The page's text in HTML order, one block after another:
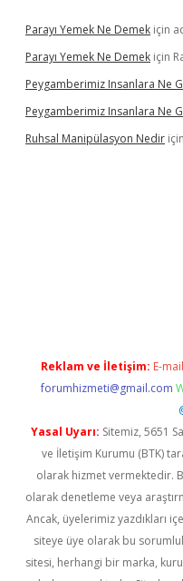
Parayı Yemek Ne Demek için
Parayı Yemek Ne Demek için
Peygamberimiz Insanlara Ne
Peygamberimiz Insanlara Ne
Ruhsal Manipülasyon Nedir için
Reklam ve İletişim: E-
forumhizmeti@gmail.com
Yasal Uyarı: Sitemiz, 5651
ve İletişim Kurumu (BTK)
olarak hizmet vermektedir.
olarak denetleme veya
Ancak, üyelerimiz yazdıkları
siteye üye olarak bu
sitesi, herhangi bir marka,